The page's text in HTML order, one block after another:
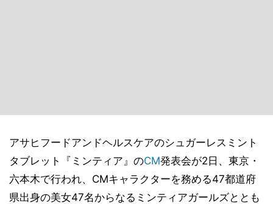
アサヒフードアンドヘルスケアのシュガーレスミント
タブレット『ミンティア』のCM発表会が2日、東京・
六本木で行われ、CMキャラクターを務める47都道府
県出身の美女47名からなるミンティアガールズととも